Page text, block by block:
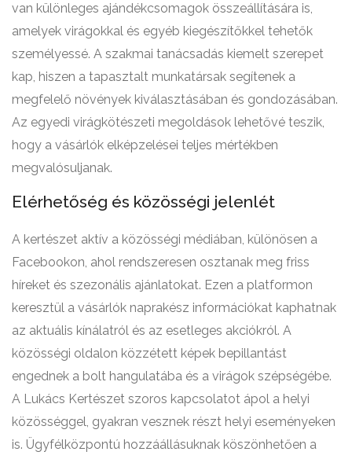
van különleges ajándékcsomagok összeállítására is,
amelyek virágokkal és egyéb kiegészítőkkel tehetők
személyessé. A szakmai tanácsadás kiemelt szerepet
kap, hiszen a tapasztalt munkatársak segítenek a
megfelelő növények kiválasztásában és gondozásában.
Az egyedi virágkötészeti megoldások lehetővé teszik,
hogy a vásárlók elképzelései teljes mértékben
megvalósuljanak.
Elérhetőség és közösségi jelenlét
A kertészet aktív a közösségi médiában, különösen a
Facebookon, ahol rendszeresen osztanak meg friss
híreket és szezonális ajánlatokat. Ezen a platformon
keresztül a vásárlók naprakész információkat kaphatnak
az aktuális kínálatról és az esetleges akciókról. A
közösségi oldalon közzétett képek bepillantást
engednek a bolt hangulatába és a virágok szépségébe.
A Lukács Kertészet szoros kapcsolatot ápol a helyi
közösséggel, gyakran vesznek részt helyi eseményeken
is. Ügyfélközpontú hozzáállásuknak köszönhetően a